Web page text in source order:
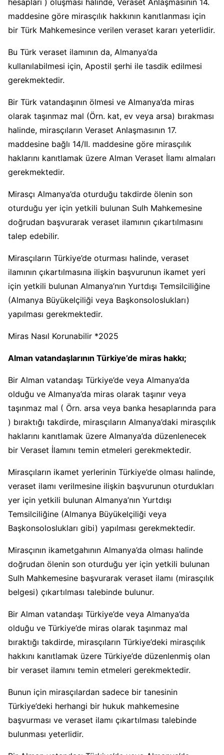
hesapları ) oluşması halinde, Veraset Anlaşmasının 14.
maddesine göre mirasçılık hakkının kanıtlanması için
bir Türk Mahkemesince verilen veraset kararı yeterlidir.
Bu Türk veraset ilamının da, Almanya’da
kullanılabilmesi için, Apostil şerhi ile tasdik edilmesi
gerekmektedir.
Bir Türk vatandaşının ölmesi ve Almanya’da miras
olarak taşınmaz mal (Örn. kat, ev veya arsa) bırakması
halinde, mirasçıların Veraset Anlaşmasının 17.
maddesine bağlı 14/II. maddesine göre mirasçılık
haklarını kanıtlamak üzere Alman Veraset İlamı almaları
gerekmektedir.
Mirasçı Almanya’da oturduğu takdirde ölenin son
oturduğu yer için yetkili bulunan Sulh Mahkemesine
doğrudan başvurarak veraset ilamının çıkartılmasını
talep edebilir.
Mirasçıların Türkiye’de oturması halinde, veraset
ilamının çıkartılmasına ilişkin başvurunun ikamet yeri
için yetkili bulunan Almanya’nın Yurtdışı Temsilciliğine
(Almanya Büyükelçiliği veya Başkonsoloslukları)
yapılması gerekmektedir.
Miras Nasıl Korunabilir *2025
Alman vatandaşlarının Türkiye’de miras hakkı;
Bir Alman vatandaşı Türkiye’de veya Almanya’da
olduğu ve Almanya’da miras olarak taşınır veya
taşınmaz mal ( Örn. arsa veya banka hesaplarında para
) bıraktığı takdirde, mirasçıların Almanya’daki mirasçılık
haklarını kanıtlamak üzere Almanya’da düzenlenecek
bir Veraset İlamını temin etmeleri gerekmektedir.
Mirasçıların ikamet yerlerinin Türkiye’de olması halinde,
veraset ilamı verilmesine ilişkin başvurunun oturdukları
yer için yetkili bulunan Almanya’nın Yurtdışı
Temsilciliğine (Almanya Büyükelçiliği veya
Başkonsoloslukları gibi) yapılması gerekmektedir.
Mirasçının ikametgahının Almanya’da olması halinde
doğrudan ölenin son oturduğu yer için yetkili bulunan
Sulh Mahkemesine başvurarak veraset ilamı (mirasçılık
belgesi) çıkartılması talebinde bulunur.
Bir Alman vatandaşı Türkiye’de veya Almanya’da
olduğu ve Türkiye’de miras olarak taşınmaz mal
bıraktığı takdirde, mirasçıların Türkiye’deki mirasçılık
hakkını kanıtlamak üzere Türkiye’de düzenlenmiş olan
bir veraset ilamını temin etmeleri gerekmektedir.
Bunun için mirasçılardan sadece bir tanesinin
Türkiye’deki herhangi bir hukuk mahkemesine
başvurması ve veraset ilamı çıkartılması talebinde
bulunması yeterlidir.